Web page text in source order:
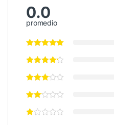
0.0
promedio